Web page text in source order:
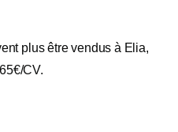
plus être vendus à Elia,
CV.